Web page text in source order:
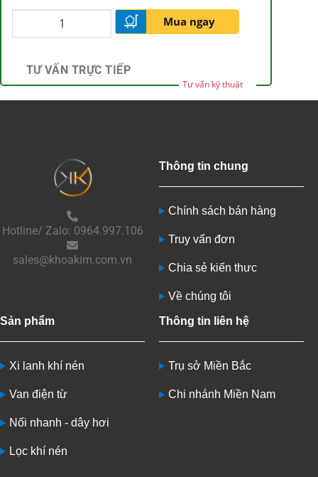
Mua ngay
TƯ VẤN TRỰC TIẾP
Tư vấn kỹ thuật
Hotline/ Zalo: 0964.997.106
sales@khoakim.com.vn
Thông tin chung
Chính sách bán hàng
Truy vấn đơn
Chia sẻ kiến thưc
Về chúng tôi
Sản phẩm
Xi lanh khí nén
Van điện từ
Nối nhanh - dây hơi
Lọc khí nén
Thông tin liên hệ
Trụ sở Miền Bắc
Chi nhánh Miền Nam